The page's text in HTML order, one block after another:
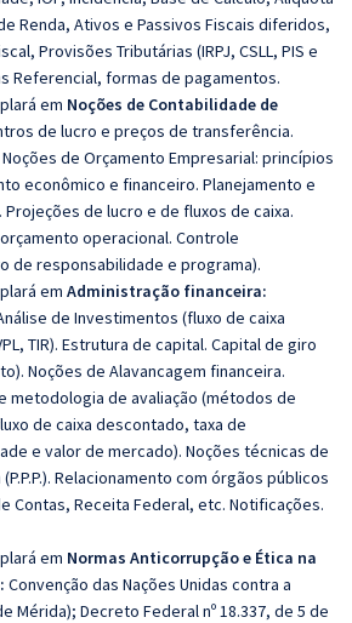
Renda, Ativos e Passivos Fiscais diferidos,
Provisões Tributárias (IRPJ, CSLL, PIS e
Referencial, formas de pagamentos.
em Noções de Contabilidade de
de lucro e preços de transferência.
de Orçamento Empresarial: princípios
econômico e financeiro. Planejamento e
de lucro e de fluxos de caixa.
operacional. Controle
de responsabilidade e programa).
em Administração financeira:
de Investimentos (fluxo de caixa
TIR). Estrutura de capital. Capital de giro
Noções de Alavancagem financeira.
metodologia de avaliação (métodos de
de caixa descontado, taxa de
e valor de mercado). Noções técnicas de
Relacionamento com órgãos públicos
Contas, Receita Federal, etc. Notificações.
em Normas Anticorrupção e Ética na
Convenção das Nações Unidas contra a
Mérida); Decreto Federal nº 18.337, de 5 de